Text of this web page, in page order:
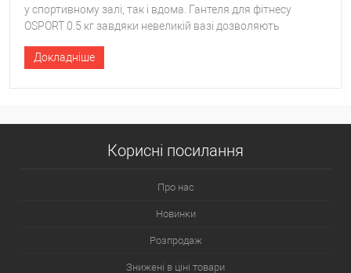
у спортивному залі, так і вдома. Гантеля для фітнесу
OSPORT 0.5 кг завдяки невеликій вазі дозволяють
протипоказаннями до важких навантажень. Традиційно
спини, ніг та рук, для занять аеробікою, кардіо вправ та
високоякісного матеріалу, мають зручну класичну форму.
Докладніше
Корисні посилання
Про нас
Новинки
Розпродаж
Знижені в ціні товари